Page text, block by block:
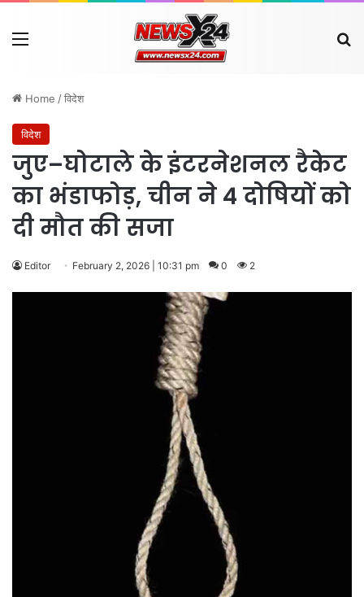
Menu
Home /विदेश
विदेश
जुए–घोटाले के इंटरनेशनल रैकेट
का भंडाफोड़, चीन ने 4 दोषियों को
दी मौत की सजा
Editor February 2, 2026 | 10:31 pm 0 2